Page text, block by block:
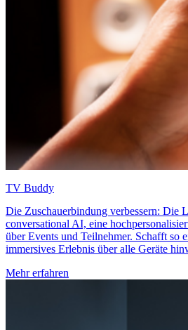
TV Buddy
Die Zuschauerbindung verbessern: Die
conversational AI, eine
über Events und Teilnehmer. Schafft so
immersives Erlebnis über alle Geräte
Mehr erfahren